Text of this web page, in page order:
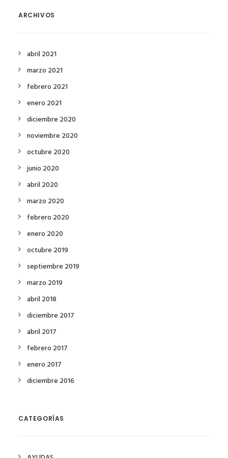
ARCHIVOS
abril 2021
marzo 2021
febrero 2021
enero 2021
diciembre 2020
noviembre 2020
octubre 2020
junio 2020
abril 2020
marzo 2020
febrero 2020
enero 2020
octubre 2019
septiembre 2019
marzo 2019
abril 2018
diciembre 2017
abril 2017
febrero 2017
enero 2017
diciembre 2016
CATEGORÍAS